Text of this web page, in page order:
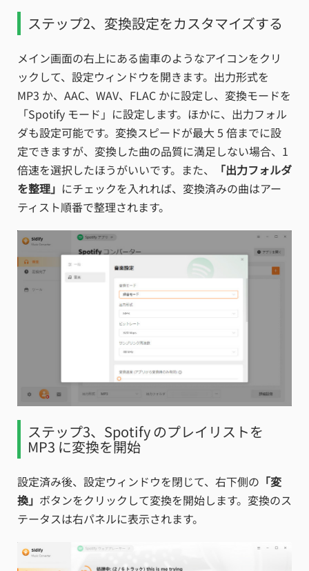
ステップ2、変換設定をカスタマイズする
メイン画面の右上にある歯車のようなアイコンをクリ
ックして、設定ウィンドウを開きます。出力形式を
MP3 か、AAC、WAV、FLAC かに設定し、変換モードを
「Spotify モード」に設定します。ほかに、出力フォル
ダも設定可能です。変換スピードが最大 5 倍までに設
定できますが、変換した曲の品質に満足しない場合、1
倍速を選択したほうがいいです。また、
「出力フォルダ
を整理」 にチェックを入れれば、変換済みの曲はアー
ティスト順番で整理されます。
ステップ3、Spotify のプレイリストを
MP3 に変換を開始
設定済み後、設定ウィンドウを閉じて、右下側の 「変
換」 ボタンをクリックして変換を開始します。変換のス
テータスは右パネルに表示されます。